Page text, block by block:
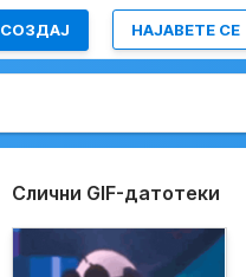
СОЗДАЈ НАЈАВETE СЕ
Слични GIF-датотеки